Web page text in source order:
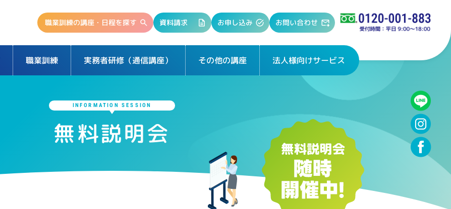
職業訓練の講座・日程を探す 資料請求 お申し込み お問い合わせ
職業訓練 実務者研修（通信講座） その他の講座 法人様向けサービス
INFORMATION SESSION
無料説明会